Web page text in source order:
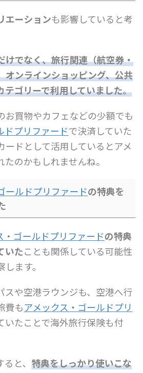
エーションも影響していると考
けでなく、旅行関連（航空券・
オンラインショッピング、公共
テゴリーで利用していました。
お買物やカフェなどの少額でも
ドプリファードで決済していた
ードとして活用しているとアメ
のかもしれませんね。
ールドプリファードの特典を
・ゴールドプリファードの特典
いたことも関係している可能性
ます。
スや空港ラウンジも、空港へ行
費もアメックス・ゴールドプリ
いたことで海外旅行保険も付
と、 特典をしっかり使いこな